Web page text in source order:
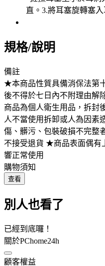
規格/說明
備註
★本商品性質具備消保法第
後不得於七日內不附理由解
商品為個人衛生用品，拆封
人不當使用拆卸或人為因素
傷、髒污、包裝破損不完整
不接受退貨 ★商品表面偶有
響正常使用
購物須知
查看
別人也看了
已經到底囉！
關於PChome24h
顧客權益